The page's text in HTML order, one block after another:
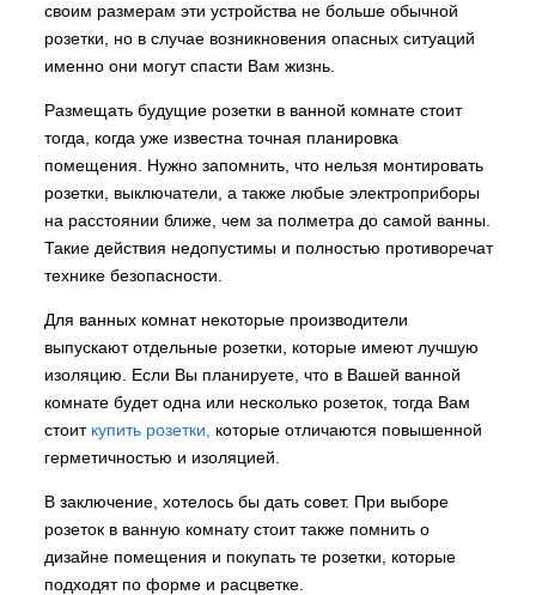
своим размерам эти устройства не больше обычной
розетки, но в случае возникновения опасных ситуаций
именно они могут спасти Вам жизнь.
Размещать будущие розетки в ванной комнате стоит
тогда, когда уже известна точная планировка
помещения. Нужно запомнить, что нельзя монтировать
розетки, выключатели, а также любые электроприборы
на расстоянии ближе, чем за полметра до самой ванны.
Такие действия недопустимы и полностью противоречат
технике безопасности.
Для ванных комнат некоторые производители
выпускают отдельные розетки, которые имеют лучшую
изоляцию. Если Вы планируете, что в Вашей ванной
комнате будет одна или несколько розеток, тогда Вам
стоит купить розетки, которые отличаются повышенной
герметичностью и изоляцией.
В заключение, хотелось бы дать совет. При выборе
розеток в ванную комнату стоит также помнить о
дизайне помещения и покупать те розетки, которые
подходят по форме и расцветке.